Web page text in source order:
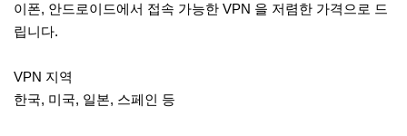
이폰, 안드로이드에서 접속 가능한 VPN 을 저렴한 가격으로 드
립니다.
VPN 지역
한국, 미국, 일본, 스페인 등